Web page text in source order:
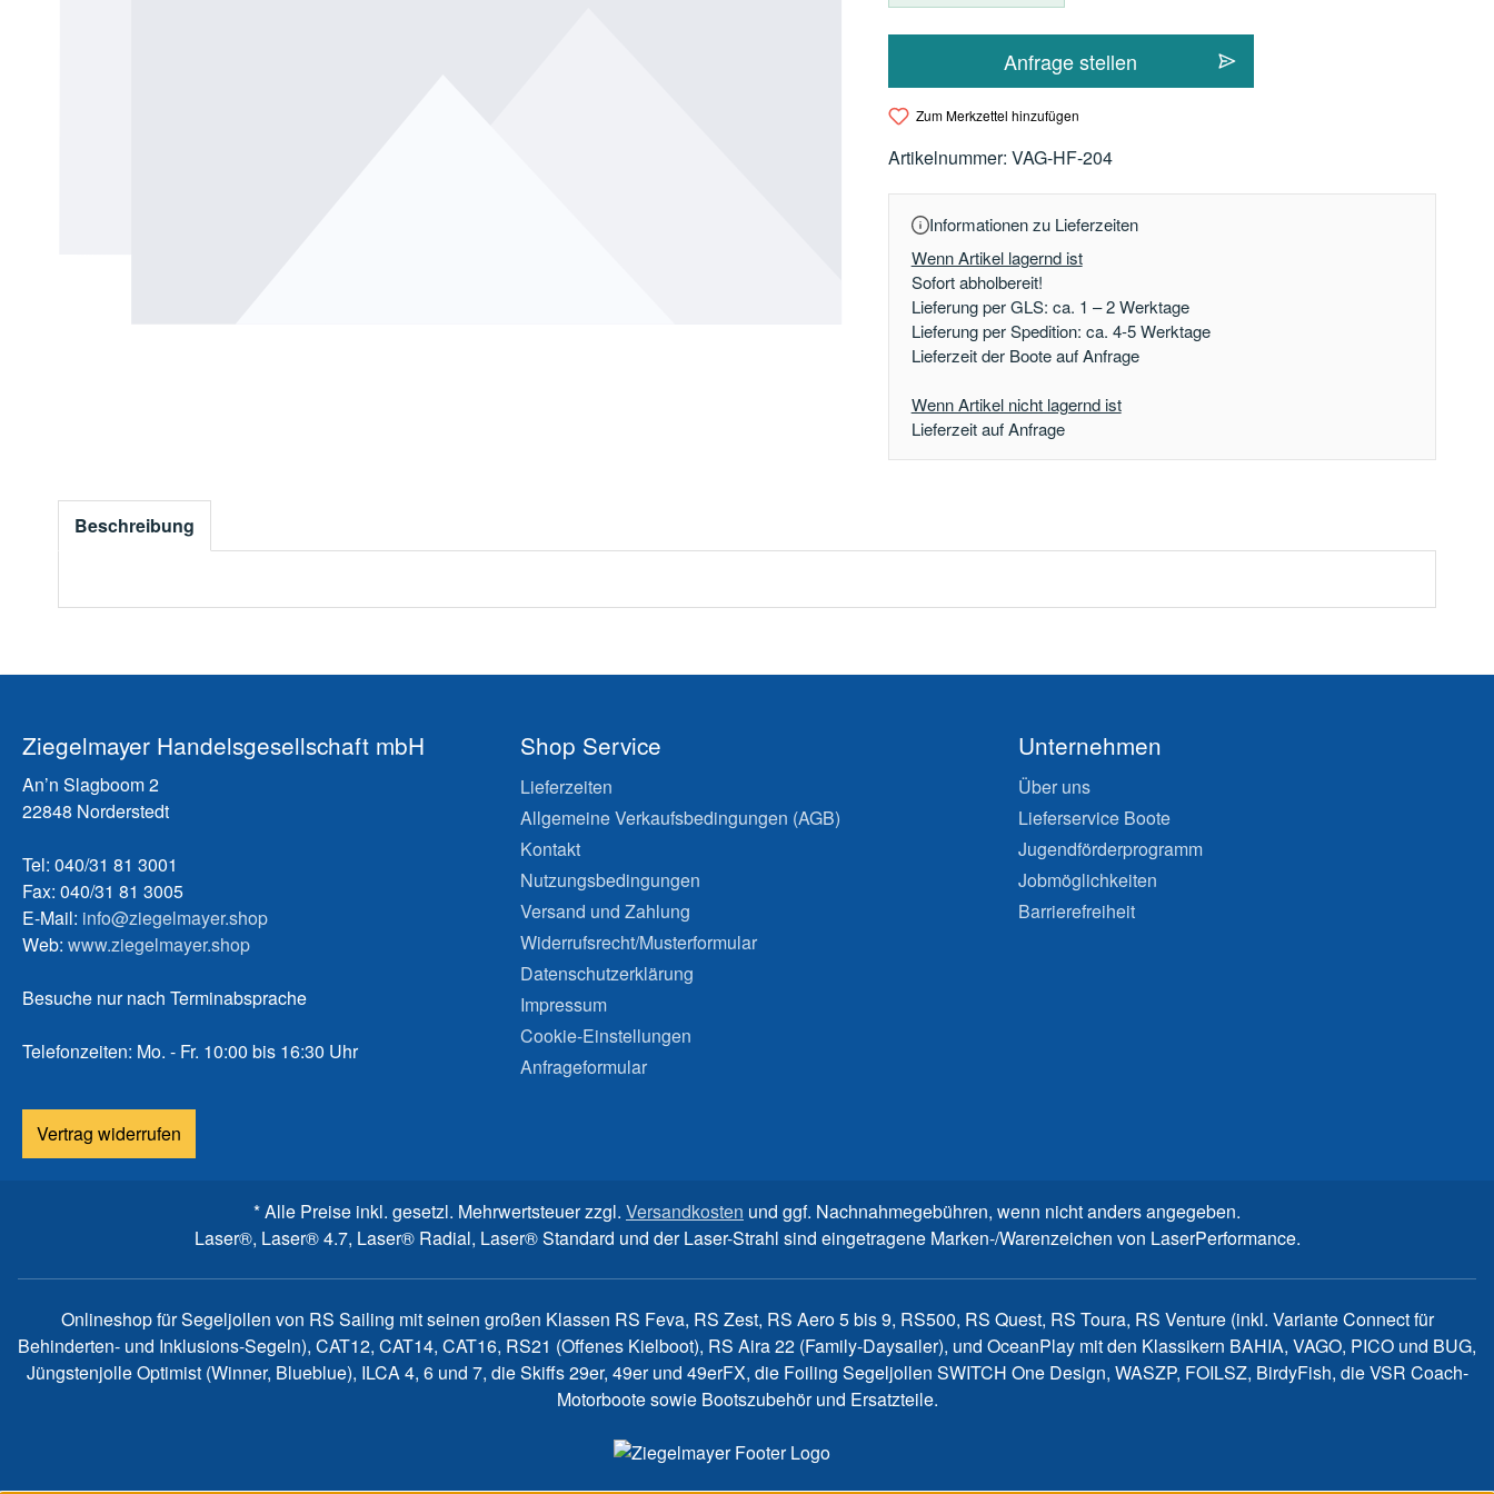
Anfrage stellen
Zum Merkzettel hinzufügen
Artikelnummer: VAG-HF-204
Informationen zu Lieferzeiten
Wenn Artikel lagernd ist
Sofort abholbereit!
Lieferung per GLS: ca. 1 – 2 Werktage
Lieferung per Spedition: ca. 4-5 Werktage
Lieferzeit der Boote auf Anfrage
Wenn Artikel nicht lagernd ist
Lieferzeit auf Anfrage
Beschreibung
Ziegelmayer Handelsgesellschaft mbH
An’n Slagboom 2
22848 Norderstedt
Tel: 040/31 81 3001
Fax: 040/31 81 3005
E-Mail: info@ziegelmayer.shop
Web: www.ziegelmayer.shop
Besuche nur nach Terminabsprache
Telefonzeiten: Mo. - Fr. 10:00 bis 16:30 Uhr
Vertrag widerrufen
Shop Service
Lieferzeiten
Allgemeine Verkaufsbedingungen (AGB)
Kontakt
Nutzungsbedingungen
Versand und Zahlung
Widerrufsrecht/Musterformular
Datenschutzerklärung
Impressum
Cookie-Einstellungen
Anfrageformular
Unternehmen
Über uns
Lieferservice Boote
Jugendförderprogramm
Jobmöglichkeiten
Barrierefreiheit
* Alle Preise inkl. gesetzl. Mehrwertsteuer zzgl. Versandkosten und ggf. Nachnahmegebühren, wenn nicht anders angegeben.
Laser®, Laser® 4.7, Laser® Radial, Laser® Standard und der Laser-Strahl sind eingetragene Marken-/Warenzeichen von LaserPerformance.
Onlineshop für Segeljollen von RS Sailing mit seinen großen Klassen RS Feva, RS Zest, RS Aero 5 bis 9, RS500, RS Quest, RS Toura, RS Venture (inkl. Variante Connect für
Behinderten- und Inklusions-Segeln), CAT12, CAT14, CAT16, RS21 (Offenes Kielboot), RS Aira 22 (Family-Daysailer), und OceanPlay mit den Klassikern BAHIA, VAGO, PICO und BUG,
Jüngstenjolle Optimist (Winner, Blueblue), ILCA 4, 6 und 7, die Skiffs 29er, 49er und 49erFX, die Foiling Segeljollen SWITCH One Design, WASZP, FOILSZ, BirdyFish, die VSR Coach-
Motorboote sowie Bootszubehör und Ersatzteile.